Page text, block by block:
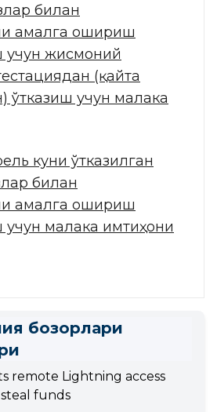
билан
амалга ошириш
учун жисмоний
(қайта
ўтказиш учун малака
куни ўтказилган
билан
амалга ошириш
учун малака имтиҳони
бозорлари
remote Lightning access
funds